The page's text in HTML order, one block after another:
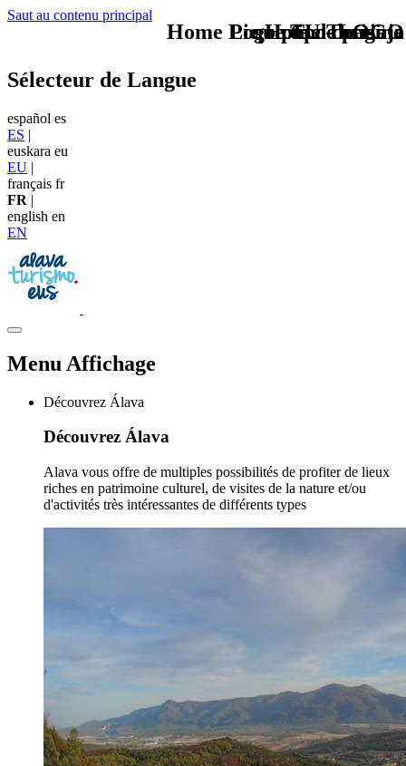
Saut au contenu principal
TU - LOGO
Sélecteur de Langue
español es
ES |
euskara eu
EU |
français fr
FR |
english en
EN
Menu Affichage
Découvrez Álava
Découvrez Álava
Alava vous offre de multiples possibilités de profiter de lieux
riches en patrimoine culturel, de visites de la nature et/ou
d'activités très intéressantes de différents types
que tipo de viaje
Home Logo pie de página
Pie Home Turismo